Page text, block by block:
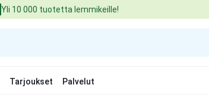
Yli 10 000 tuotetta lemmikeille!
Tarjoukset Palvelut